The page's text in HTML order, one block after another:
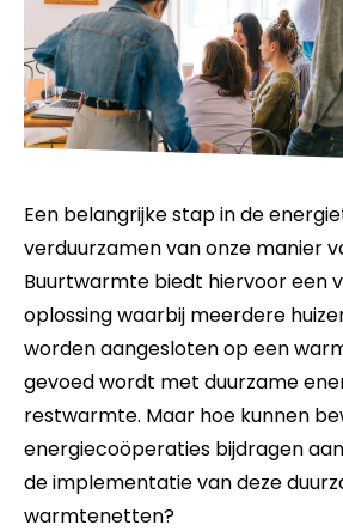
Een belangrijke stap in de
verduurzamen van onze manier
Buurtwarmte biedt hiervoor een
oplossing waarbij meerdere
worden aangesloten op een
gevoed wordt met duurzame
restwarmte. Maar hoe kunnen
energiecoöperaties bijdragen
de implementatie van deze
warmtenetten?